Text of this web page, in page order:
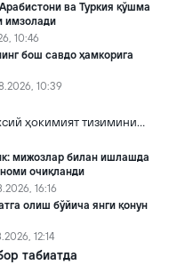
ва Туркия қўшма
имзолади
10:46
бош савдо ҳамкорига
10:39
ҳокимият тизимини
ва ҳокимиятни
фикрича, бу
мумкин.
мижозлар билан ишлашда
очиқланди
16:16
олиш бўйича янги қонун
12:14
табиатда